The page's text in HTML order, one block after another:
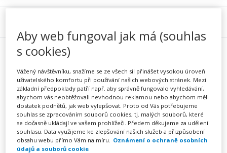
Podpora přirozeného
rozvoje řeči u dětí – primární
logopedická prevence
(kombinované)
Aby web fungoval jak má (souhlas
s cookies)
Vážený návštěvníku, snažíme se ze všech sil přinášet vysokou úroveň
uživatelského komfortu při používání našich webových stránek. Mezi
základní předpoklady patří např. aby správně fungovalo vyhledávání,
abychom vás neobtěžovali nevhodnou reklamou nebo abychom měli
dostatek podnětů, jak web vylepšovat. Proto od Vás potřebujeme
souhlas se zpracováním souborů cookies, tj. malých souborů, které
se dočasně ukládají ve vašem prohlížeči. Předem děkujeme za udělení
souhlasu. Data využijeme ke zlepšování našich služeb a přizpůsobení
obsahu webu přímo Vám na míru.
Oznámení o ochraně osobních
údajů a souborů cookie